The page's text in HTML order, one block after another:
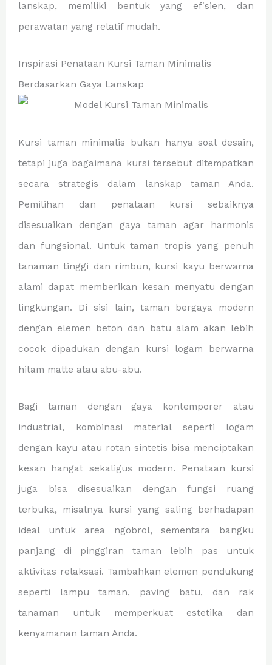
lanskap, memiliki bentuk yang efisien, dan
perawatan yang relatif mudah.
Inspirasi Penataan Kursi Taman Minimalis
Berdasarkan Gaya Lanskap
Kursi taman minimalis bukan hanya soal desain,
tetapi juga bagaimana kursi tersebut ditempatkan
secara strategis dalam lanskap taman Anda.
Pemilihan dan penataan kursi sebaiknya
disesuaikan dengan gaya taman agar harmonis
dan fungsional. Untuk taman tropis yang penuh
tanaman tinggi dan rimbun, kursi kayu berwarna
alami dapat memberikan kesan menyatu dengan
lingkungan. Di sisi lain, taman bergaya modern
dengan elemen beton dan batu alam akan lebih
cocok dipadukan dengan kursi logam berwarna
hitam matte atau abu-abu.
Bagi taman dengan gaya kontemporer atau
industrial, kombinasi material seperti logam
dengan kayu atau rotan sintetis bisa menciptakan
kesan hangat sekaligus modern. Penataan kursi
juga bisa disesuaikan dengan fungsi ruang
terbuka, misalnya kursi yang saling berhadapan
ideal untuk area ngobrol, sementara bangku
panjang di pinggiran taman lebih pas untuk
aktivitas relaksasi. Tambahkan elemen pendukung
seperti lampu taman, paving batu, dan rak
tanaman untuk memperkuat estetika dan
kenyamanan taman Anda.